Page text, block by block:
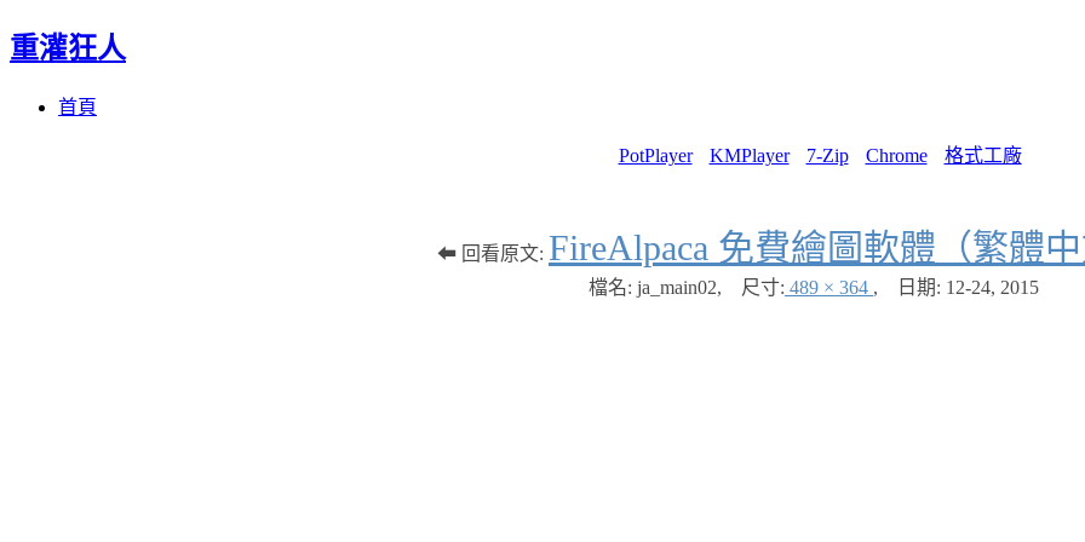
重灌狂人
首頁
PotPlayer KMPlayer 7-Zip Chrome 格式工廠
⬅ 回看原文: FireAlpaca 免費繪圖軟體（繁體
檔名: ja_main02, 尺寸: 489 × 364 , 日期: 12-24, 2015